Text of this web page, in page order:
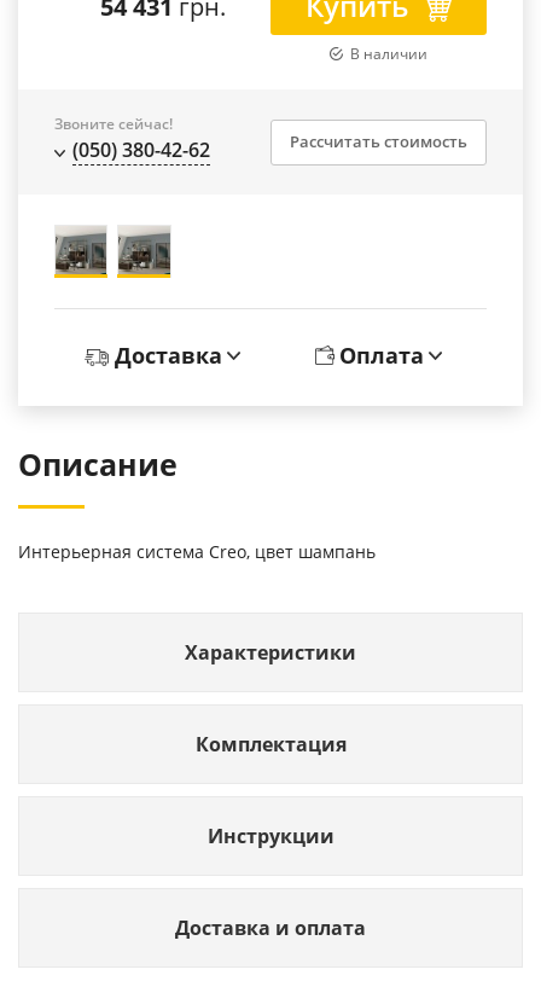
В наличии
Звоните сейчас!
(050) 380-42-62 Рассчитать стоимость
Доставка Оплата
Описание
Интерьерная система Creo, цвет шампань
Характеристики
Комплектация
Инструкции
Доставка и оплата